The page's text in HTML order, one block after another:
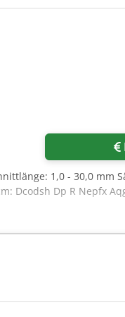
1,0 - 30,0 mm
Dcodsh Dp R Nepfx